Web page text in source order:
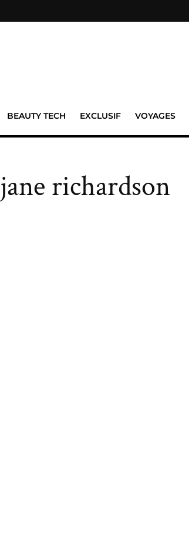
BEAUTY TECH EXCLUSIF VOYAGES
jane richardson